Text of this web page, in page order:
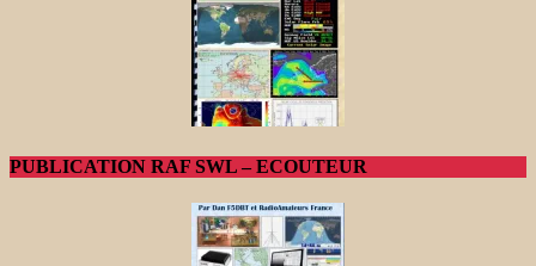
PUBLICATION RAF SWL – ECOUTEUR